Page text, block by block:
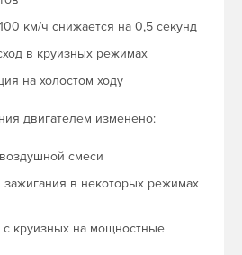
км/ч снижается на 0,5 секунд
в круизных режимах
на холостом ходу
двигателем изменено:
смеси
в некоторых режимах
с круизных на мощностные